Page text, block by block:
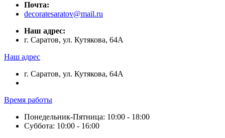
Почта:
decoratesaratov@mail.ru
Наш адрес:
г. Саратов, ул. Кутякова, 64А
Наш адрес
г. Саратов, ул. Кутякова, 64А
Время работы
Понедельник-Пятница: 10:00 - 18:00
Суббота: 10:00 - 16:00